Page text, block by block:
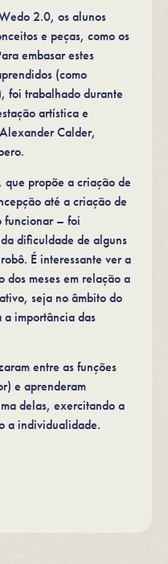
2.0, os alunos
e peças, como os
embasar estes
(como
foi trabalhado durante
artística e
Calder,
propõe a criação de
até a criação de
funcionar – foi
dificuldade de alguns
É interessante ver a
dos meses em relação a
seja no âmbito do
importância das
entre as funções
e aprenderam
delas, exercitando a
a individualidade.